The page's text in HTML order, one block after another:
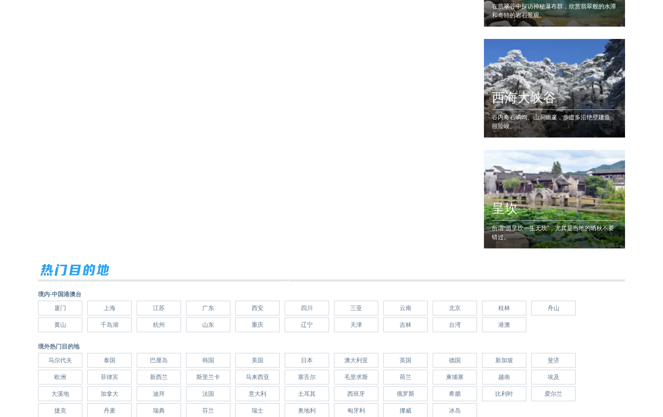
在翡翠谷中探访神秘瀑布群，欣赏翡翠般的水潭
和奇特的岩石景观。
西海大峡谷
谷内奇石嶙峋、山洞幽邃，步道多沿绝壁建造，
很险峻。
呈坎
所谓“游呈坎一生无坎”，尤其是当地的晒秋不要
错过。
境内·中国港澳台
厦门
上海 江苏 广东 西安 四川 三亚 云南 北京 桂林 舟山
黄山 千岛湖 杭州 山东 重庆 辽宁 天津 吉林 台湾 港澳
境外热门目的地
马尔代夫
泰国 巴厘岛 韩国 美国 日本 澳大利亚 英国 德国 新加坡 斐济
欧洲 菲律宾 新西兰 斯里兰卡 马来西亚 塞舌尔 毛里求斯 荷兰 柬埔寨 越南 埃及
大溪地 加拿大 迪拜 法国 意大利 土耳其 西班牙 俄罗斯 希腊 比利时 爱尔兰
捷克 丹麦 瑞典 芬兰 瑞士 奥地利 匈牙利 挪威 冰岛